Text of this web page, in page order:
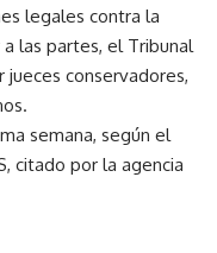
legales contra la
las partes, el Tribunal
jueces conservadores,
semana, según el
citado por la agencia